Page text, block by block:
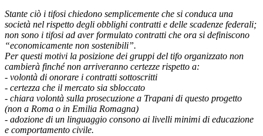
Stante ciò i tifosi chiedono semplicemente che si conduca una
società nel rispetto degli obblighi contratti e delle scadenze federali;
non sono i tifosi ad aver formulato contratti che ora si definiscono
“economicamente non sostenibili”.
Per questi motivi la posizione dei gruppi del tifo organizzato non
cambierà finché non arriveranno certezze rispetto a:
- volontà di onorare i contratti sottoscritti
- ⁠certezza che il mercato sia sbloccato
- ⁠chiara volontà sulla prosecuzione a Trapani di questo progetto
(non a Roma o in Emilia Romagna)
- ⁠adozione di un linguaggio consono ai livelli minimi di educazione
e comportamento civile.